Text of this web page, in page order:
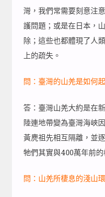
灣，我們常需要刻意注
護問題；或是在日本，
除；這些也都體現了人
上的疏失。
問：臺灣的山羌是如何
答：臺灣山羌大約是在
陸連地帶變為臺灣海峽
黃麂祖先相互隔離，並
牠們其實與400萬年前的
問：山羌所棲息的淺山